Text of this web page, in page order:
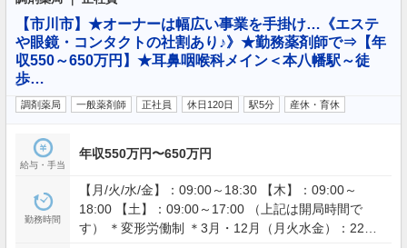
【市川市】★オーナーは幅広い事業を手掛け…《エステ
や眼鏡・コンタクトの社割あり♪》★勤務薬剤師で⇒【年
収550～650万円】★耳鼻咽喉科メイン＜本八幡駅～徒
歩…
調剤薬局 一般薬剤師 正社員 休日120日 駅5分 産休・育休
給与・手当
年収550万円〜650万円
勤務時間
【月/火/水/金】：09:00～18:30 【木】：09:00～
18:00 【土】：09:00～17:00 （上記は開局時間で
す） ＊変形労働制 ＊3月・12月（月火水金）：22時